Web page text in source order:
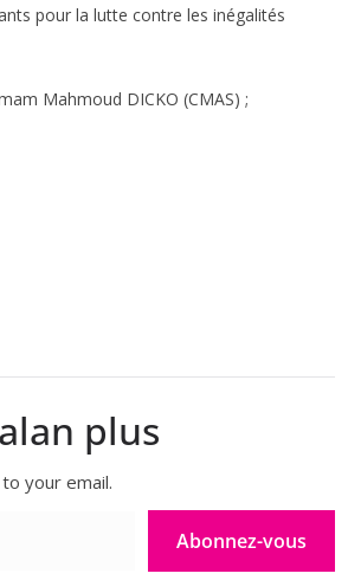
pour la lutte contre les inégalités
Mahmoud DICKO (CMAS) ;
plus
your email.
Abonnez-vous